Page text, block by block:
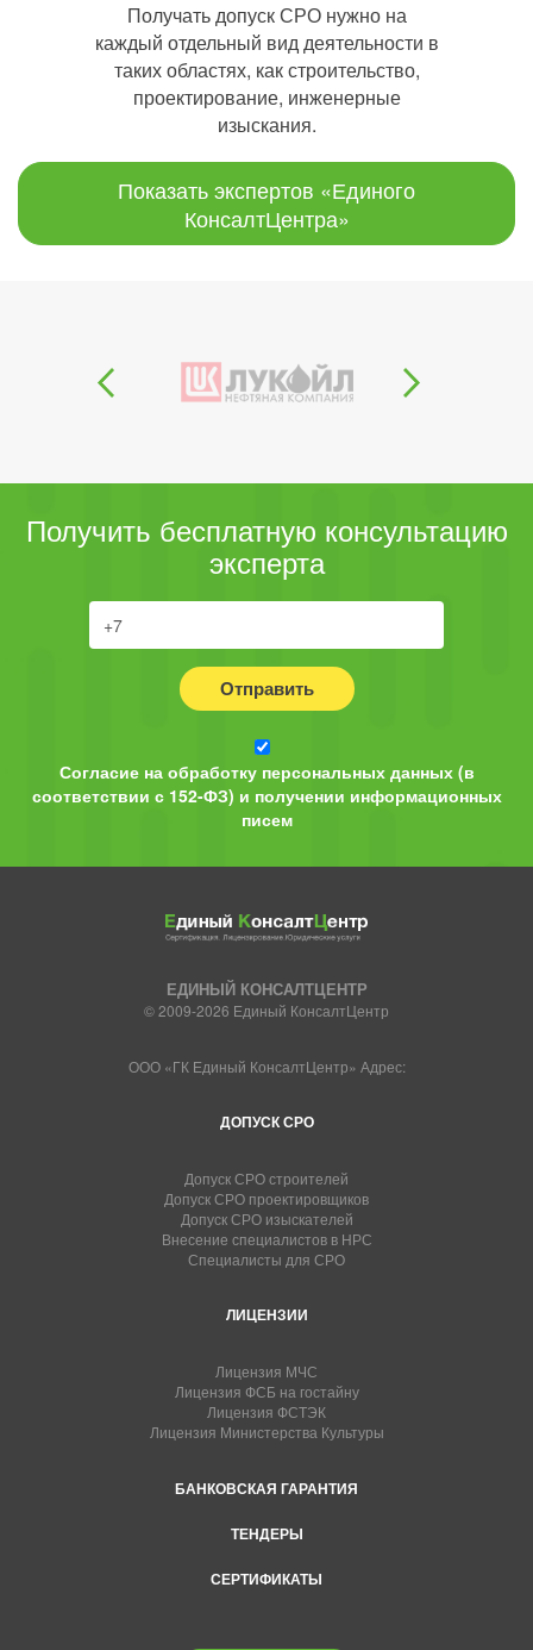
Получать допуск СРО нужно на
каждый отдельный вид деятельности в
таких областях, как строительство,
проектирование, инженерные
изыскания.
Показать экспертов «Единого
КонсалтЦентра»
Получить бесплатную консультацию
эксперта
Отправить
Согласие на обработку персональных данных (в
соответствии с 152-ФЗ) и получении информационных
писем
ЕДИНЫЙ КОНСАЛТЦЕНТР
© 2009-2026 Единый КонсалтЦентр
ООО «ГК Единый КонсалтЦентр» Адрес:
ДОПУСК СРО
Допуск СРО строителей
Допуск СРО проектировщиков
Допуск СРО изыскателей
Внесение специалистов в НРС
Специалисты для СРО
ЛИЦЕНЗИИ
Лицензия МЧС
Лицензия ФСБ на гостайну
Лицензия ФСТЭК
Лицензия Министерства Культуры
БАНКОВСКАЯ ГАРАНТИЯ
ТЕНДЕРЫ
СЕРТИФИКАТЫ